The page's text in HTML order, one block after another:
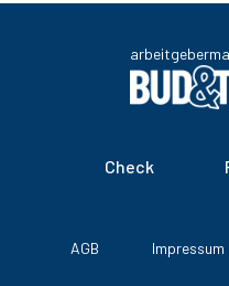
Check
AGB Impressum